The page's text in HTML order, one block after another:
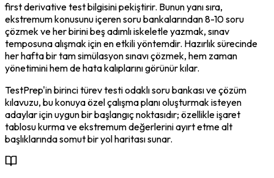
first derivative test bilgisini pekiştirir. Bunun yanı sıra,
ekstremum konusunu içeren soru bankalarından 8-10 soru
çözmek ve her birini beş adımlı iskeletle yazmak, sınav
temposuna alışmak için en etkili yöntemdir. Hazırlık sürecinde
her hafta bir tam simülasyon sınavı çözmek, hem zaman
yönetimini hem de hata kalıplarını görünür kılar.
TestPrep'in birinci türev testi odaklı soru bankası ve çözüm
kılavuzu, bu konuya özel çalışma planı oluşturmak isteyen
adaylar için uygun bir başlangıç noktasıdır; özellikle işaret
tablosu kurma ve ekstremum değerlerini ayırt etme alt
başlıklarında somut bir yol haritası sunar.